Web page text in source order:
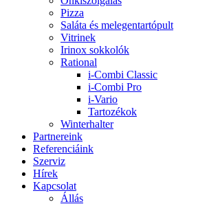
Pizza
Saláta és melegentartópult
Vitrinek
Irinox sokkolók
Rational
i-Combi Classic
i-Combi Pro
i-Vario
Tartozékok
Winterhalter
Partnereink
Referenciáink
Szerviz
Hírek
Kapcsolat
Állás